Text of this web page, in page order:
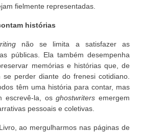
fielmente representadas.
histórias
não se limita a satisfazer as
públicas. Ela também desempenha
memórias e histórias que, de
perder diante do frenesi cotidiano.
têm uma história para contar, mas
escrevê-la, osghostwriters emergem
pessoais e coletivas.
ao mergulharmos nas páginas de